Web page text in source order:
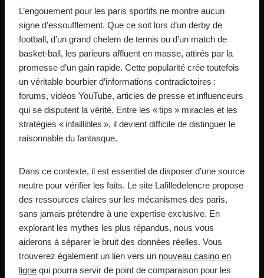
L’engouement pour les paris sportifs ne montre aucun
signe d’essoufflement. Que ce soit lors d’un derby de
football, d’un grand chelem de tennis ou d’un match de
basket‑ball, les parieurs affluent en masse, attirés par la
promesse d’un gain rapide. Cette popularité crée toutefois
un véritable bourbier d’informations contradictoires :
forums, vidéos YouTube, articles de presse et influenceurs
qui se disputent la vérité. Entre les « tips » miracles et les
stratégies « infaillibles », il devient difficile de distinguer le
raisonnable du fantasque.
Dans ce contexte, il est essentiel de disposer d’une source
neutre pour vérifier les faits. Le site Lafilledelencre propose
des ressources claires sur les mécanismes des paris,
sans jamais prétendre à une expertise exclusive. En
explorant les mythes les plus répandus, nous vous
aiderons à séparer le bruit des données réelles. Vous
trouverez également un lien vers un nouveau casino en
ligne qui pourra servir de point de comparaison pour les